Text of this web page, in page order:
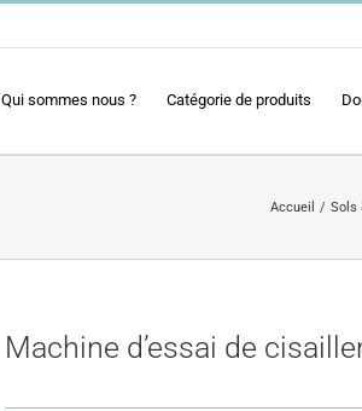
Qui sommes nous ? Catégorie de produits
Accueil Sols
Machine d’essai de